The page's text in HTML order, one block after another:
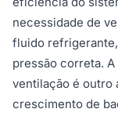
necessidade de
fluido
pressão correta.
ventilação é outro
crescimento de